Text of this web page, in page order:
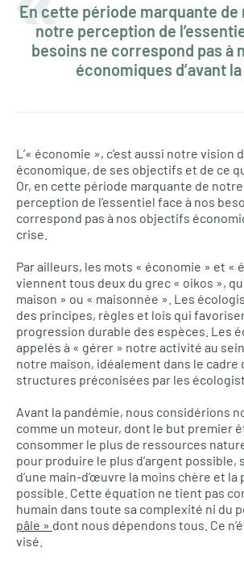
En cette période marquante
notre perception de
besoins ne correspond pas à
économiques d’avant
L’« économie », c’est aussi notre vision
économique, de ses objectifs et de ce
Or, en cette période marquante de
perception de l’essentiel face à nos
correspond pas à nos objectifs
crise.
Par ailleurs, les mots « économie » et «
viennent tous deux du grec « oikos »,
maison » ou « maisonnée ». Les
des principes, règles et lois qui
progression durable des espèces. Les
appelés à « gérer » notre activité au
notre maison, idéalement dans le cadre
structures préconisées par les
Avant la pandémie, nous considérions
comme un moteur, dont le but premier
consommer le plus de ressources
pour produire le plus d’argent possible,
d’une main-d’œuvre la moins chère et
possible. Cette équation ne tient pas
humain dans toute sa complexité ni du
pâle » dont nous dépendons tous. Ce
visé.